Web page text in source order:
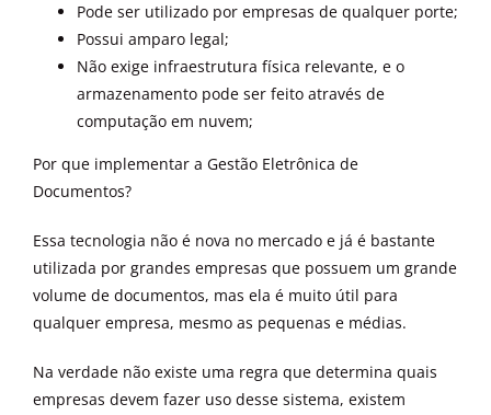
Pode ser utilizado por empresas de qualquer porte;
Possui amparo legal;
Não exige infraestrutura física relevante, e o
armazenamento pode ser feito através de
computação em nuvem;
Por que implementar a Gestão Eletrônica de
Documentos?
Essa tecnologia não é nova no mercado e já é bastante
utilizada por grandes empresas que possuem um grande
volume de documentos, mas ela é muito útil para
qualquer empresa, mesmo as pequenas e médias.
Na verdade não existe uma regra que determina quais
empresas devem fazer uso desse sistema, existem